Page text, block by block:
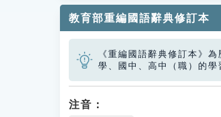
教育部重編國語辭典修訂本
《重編國語辭典修訂本》
學、國中、高中（職）的學
注音：